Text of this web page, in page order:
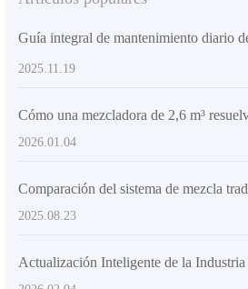
2025.11.19
2026.01.04
2025.08.23